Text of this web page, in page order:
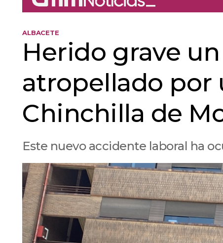
ALBACETE
Herido grave
atropellado por
Chinchilla de
Este nuevo accidente laboral ha